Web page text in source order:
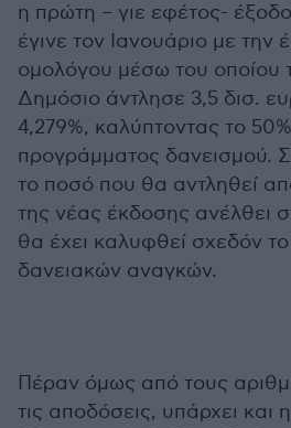
η πρώτη – γιε εφέτος-
έγινε τον Ιανουάριο με την
ομολόγου μέσω του οποίου
Δημόσιο άντλησε 3,5 δισ.
4,279%, καλύπτοντας το
προγράμματος δανεισμού.
το ποσό που θα αντληθεί
της νέας έκδοσης ανέλθει
θα έχει καλυφθεί σχεδόν
δανειακών αναγκών.
Πέραν όμως από τους
τις αποδόσεις, υπάρχει και η